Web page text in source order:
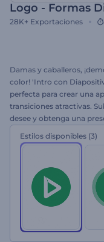
Logo - Formas
28K+ Exportaciones
Damas y caballeros,
color! 'Intro con
perfecta para crear una
transiciones atractivas.
desee y obtenga una
para completar su
presentaciones,
felicitación y mucho
de su público estará
Estilos disponibles (3)